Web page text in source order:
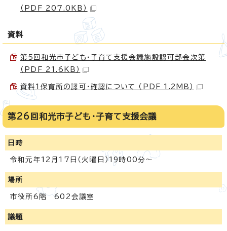
（PDF 207.0KB）
資料
第5回和光市子ども・子育て支援会議施設認可部会次第
（PDF 21.6KB）
資料1保育所の認可・確認について （PDF 1.2MB）
第26回和光市子ども・子育て支援会議
日時
令和元年12月17日（火曜日）19時00分～
場所
市役所6階 602会議室
議題